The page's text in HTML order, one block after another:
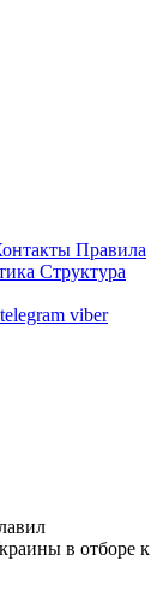
Правила
Структура
telegram viber
в отборе к